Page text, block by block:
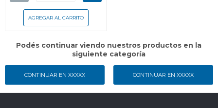
CONTINUAR EN XXXXX
Podés continuar viendo nuestros productos en la
siguiente categoría
CONTINUAR EN XXXXX